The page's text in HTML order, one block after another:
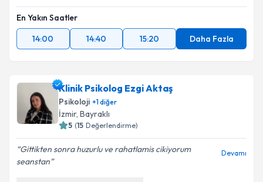
En Yakın Saatler
14:00
14:40 15:20 Daha Fazla
Klinik Psikolog Ezgi Aktaş
Psikoloji +1diğer
İzmir, Bayraklı
5 (15 Değerlendirme)
Gittikten sonra huzurlu ve rahatlamis cikiyorum
seanstan
Devamı